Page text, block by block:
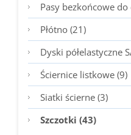
Pasy bezkońcowe
Płótno (21)
Dyski półelastyczne
Ściernice listkowe (9)
Siatki ścierne (3)
Szczotki (43)